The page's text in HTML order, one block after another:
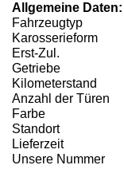
Allgemeine Daten:
Fahrzeugtyp
Karosserieform
Erst-Zul.
Getriebe
Kilometerstand
Anzahl der Türen
Farbe
Standort
Lieferzeit
Unsere Nummer